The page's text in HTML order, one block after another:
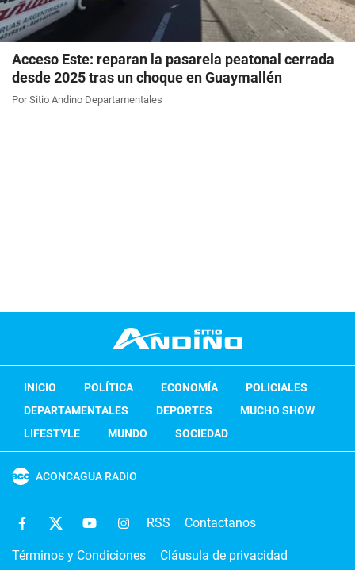
Acceso Este: reparan la pasarela peatonal cerrada
desde 2025 tras un choque en Guaymallén
Por Sitio Andino Departamentales
INICIO POLÍTICA ECONOMÍA
POLICIALES
DEPARTAMENTALES
DEPORTES
MUCHO SHOW
LIFESTYLE
MUNDO SOCIEDAD
ACONCAGUA RADIO
RSS Contactanos
Términos y Condiciones Cláusula de privacidad